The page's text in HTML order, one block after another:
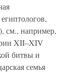
например,
XII–XIV
битвы и
семья